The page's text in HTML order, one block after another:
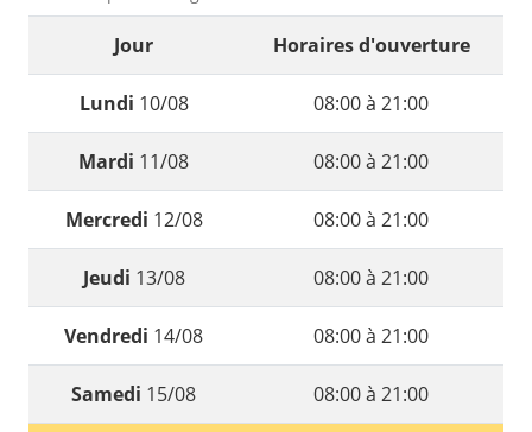
Jour Horaires d'ouverture
Lundi 10/08 08:00 à 21:00
Mardi 11/08 08:00 à 21:00
Mercredi 12/08 08:00 à 21:00
Jeudi 13/08 08:00 à 21:00
Vendredi 14/08 08:00 à 21:00
Samedi 15/08 08:00 à 21:00